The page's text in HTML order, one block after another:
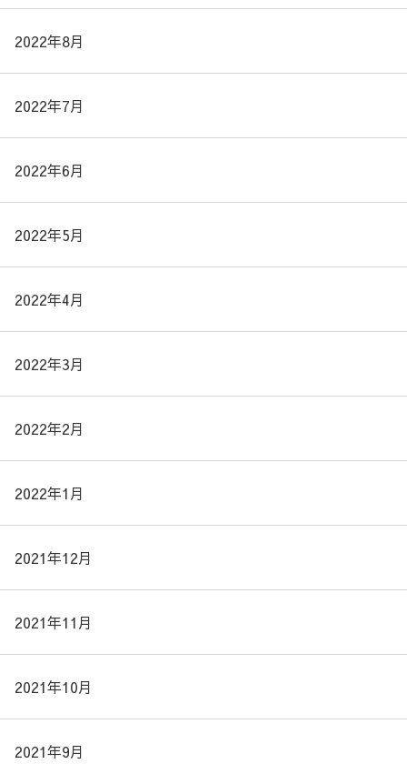
2022年8月
2022年7月
2022年6月
2022年5月
2022年4月
2022年3月
2022年2月
2022年1月
2021年12月
2021年11月
2021年10月
2021年9月